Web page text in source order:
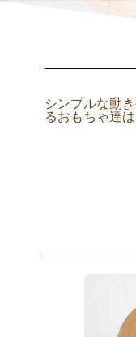
シンプルな動
るおもちゃ達